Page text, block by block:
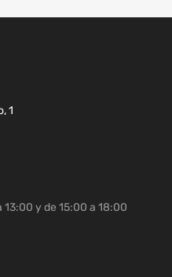
1
y de 15:00 a 18:00